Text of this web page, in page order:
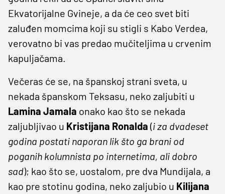
Ekvatorijalne Gvineje, a da će ceo svet biti
zaluđen momcima koji su stigli s Kabo Verdea,
verovatno bi vas predao mučiteljima u crvenim
kapuljačama.
Večeras će se, na španskoj strani sveta, u
nekada španskom Teksasu, neko zaljubiti u
Lamina Jamala onako kao što se nekada
zaljubljivao u Kristijana Ronalda (i za dvadeset
godina postati naporan lik što ga brani od
poganih kolumnista po internetima, ali dobro
sad); kao što se, uostalom, pre dva Mundijala, a
kao pre stotinu godina, neko zaljubio u Kilijana